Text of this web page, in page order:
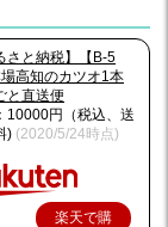
さと納税】【B-5
高知のカツオ1本
と直送便
10000円（税込、送
) (2020/5/24時点)
楽天で購